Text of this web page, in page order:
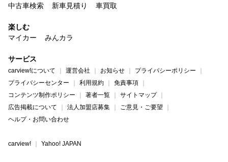
中古車検索
新車見積り 車買取
楽しむ
マイカー
みんカラ
サービス
carview!について 運営会社 お知らせ
プライバシーポリシー
プライバシーセンター
利用規約
免責事項
コンテンツ制作ポリシー
著者一覧
サイトマップ
広告掲載について
法人加盟店募集
ご意見・ご要望
ヘルプ・お問い合わせ
carview! Yahoo! JAPAN